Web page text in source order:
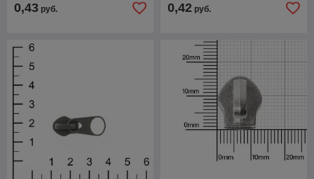
0,43 руб. 0,42 руб.